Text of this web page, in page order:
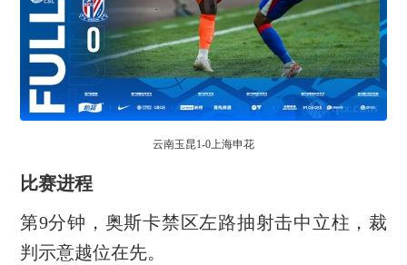
云南玉昆1-0上海申花
比赛进程
第9分钟，奥斯卡禁区左路抽射击中立柱，裁
判示意越位在先。